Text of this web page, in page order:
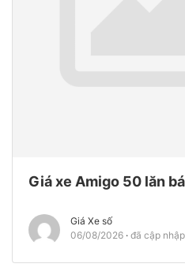
Giá xe Amigo 50 lăn
Giá Xe số
06/08/2026 đã cập nhập